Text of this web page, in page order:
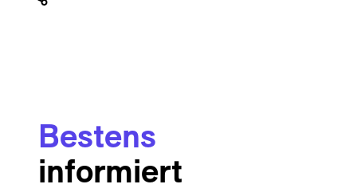
Bestens
informiert